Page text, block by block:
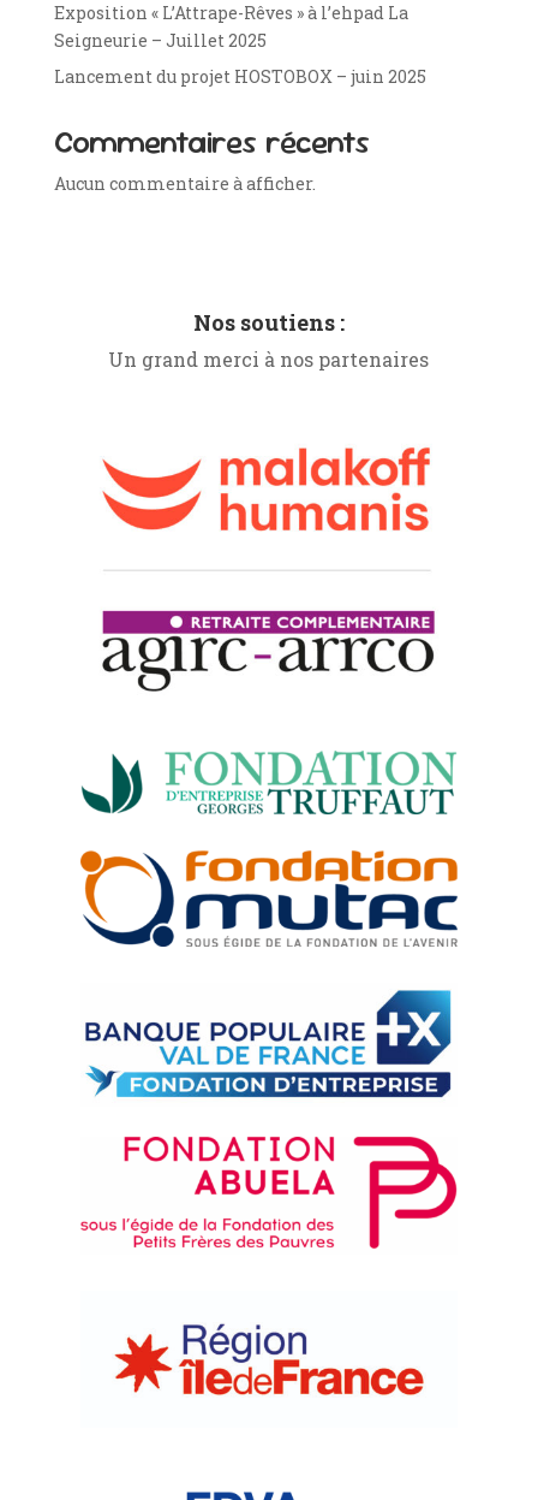
Exposition « L’Attrape-Rêves » à l’ehpad La
Seigneurie – Juillet 2025
Lancement du projet HOSTOBOX – juin 2025
Commentaires récents
Aucun commentaire à afficher.
Nos soutiens :
Un grand merci à nos partenaires